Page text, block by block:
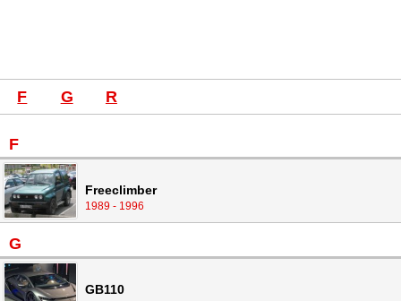
F G R
F
Freeclimber
1989 - 1996
G
GB110